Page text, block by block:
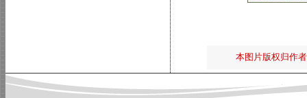
本图片版权归作